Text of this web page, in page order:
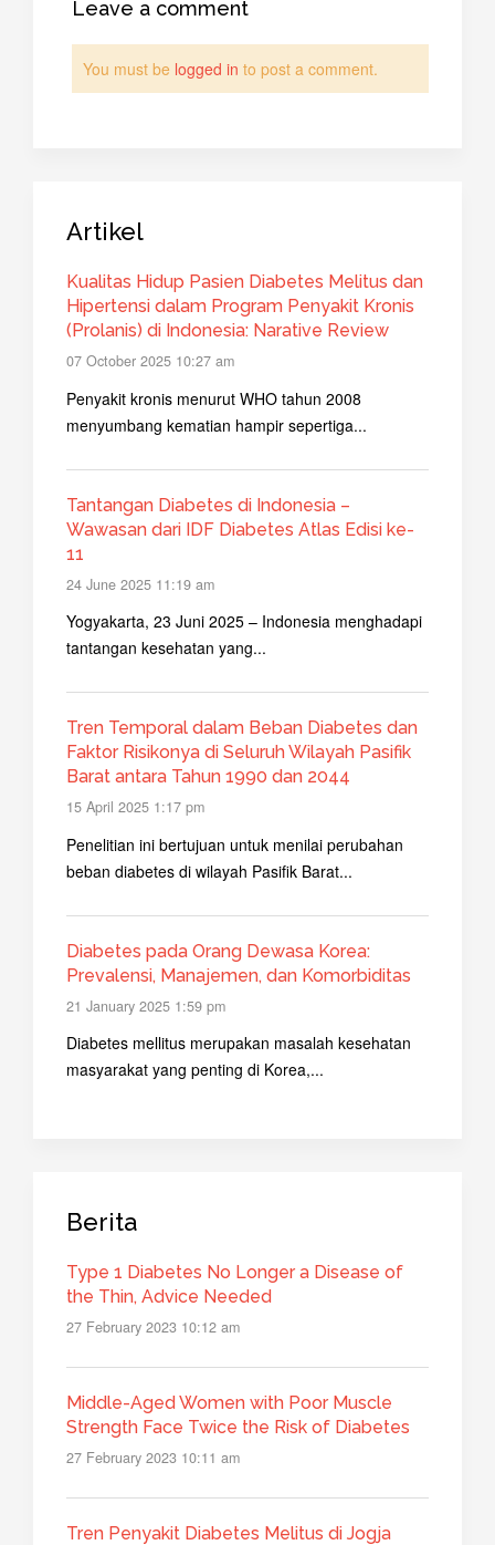
Leave a comment
You must be logged in to post a comment.
Artikel
Kualitas Hidup Pasien Diabetes Melitus dan
Hipertensi dalam Program Penyakit Kronis
(Prolanis) di Indonesia: Narative Review
07 October 2025 10:27 am
Penyakit kronis menurut WHO tahun 2008
menyumbang kematian hampir sepertiga...
Tantangan Diabetes di Indonesia –
Wawasan dari IDF Diabetes Atlas Edisi ke-
11
24 June 2025 11:19 am
Yogyakarta, 23 Juni 2025 – Indonesia menghadapi
tantangan kesehatan yang...
Tren Temporal dalam Beban Diabetes dan
Faktor Risikonya di Seluruh Wilayah Pasifik
Barat antara Tahun 1990 dan 2044
15 April 2025 1:17 pm
Penelitian ini bertujuan untuk menilai perubahan
beban diabetes di wilayah Pasifik Barat...
Diabetes pada Orang Dewasa Korea:
Prevalensi, Manajemen, dan Komorbiditas
21 January 2025 1:59 pm
Diabetes mellitus merupakan masalah kesehatan
masyarakat yang penting di Korea,...
Berita
Type 1 Diabetes No Longer a Disease of
the Thin, Advice Needed
27 February 2023 10:12 am
Middle-Aged Women with Poor Muscle
Strength Face Twice the Risk of Diabetes
27 February 2023 10:11 am
Tren Penyakit Diabetes Melitus di Jogja